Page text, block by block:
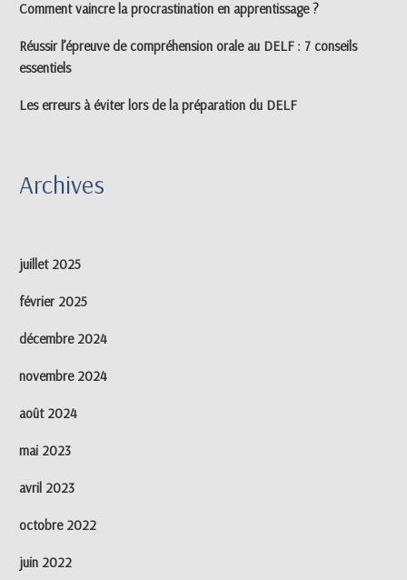
Comment vaincre la procrastination en apprentissage ?
Réussir l’épreuve de compréhension orale au DELF : 7 conseils
essentiels
Les erreurs à éviter lors de la préparation du DELF
Archives
juillet 2025
février 2025
décembre 2024
novembre 2024
août 2024
mai 2023
avril 2023
octobre 2022
juin 2022